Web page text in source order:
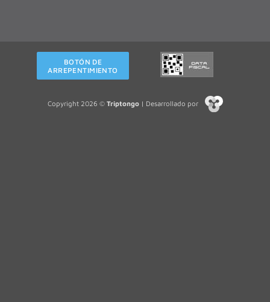
BOTÓN DE
ARREPENTIMIENTO
Copyright 2026 © Triptongo| Desarrollado por